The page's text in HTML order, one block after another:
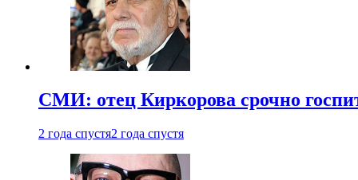
СМИ: отец Киркорова срочно
2 года спустя2 года спустя